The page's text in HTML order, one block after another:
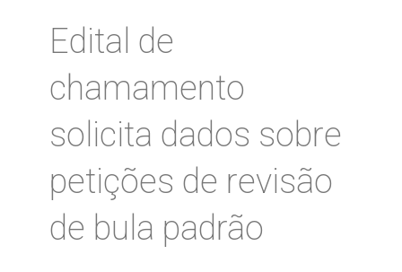
Edital de
chamamento
solicita dados sobre
petições de revisão
de bula padrão